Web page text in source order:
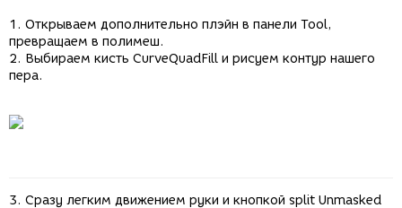
1. Открываем дополнительно плэйн в панели Tool,
превращаем в полимеш.
2. Выбираем кисть CurveQuadFill и рисуем контур нашего
пера.
3. Сразу легким движением руки и кнопкой split Unmasked